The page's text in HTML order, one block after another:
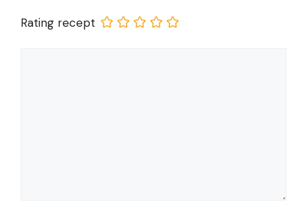
Rating recept